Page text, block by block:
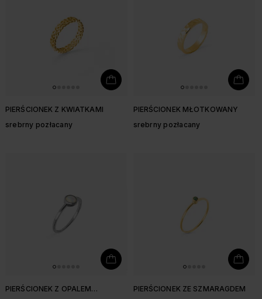
PIERŚCIONEK Z KWIATKAMI
srebrny pozłacany
PIERŚCIONEK MŁOTKOWANY
srebrny pozłacany
PIERŚCIONEK Z OPALEM
PIERŚCIONEK ZE SZMARAGDEM